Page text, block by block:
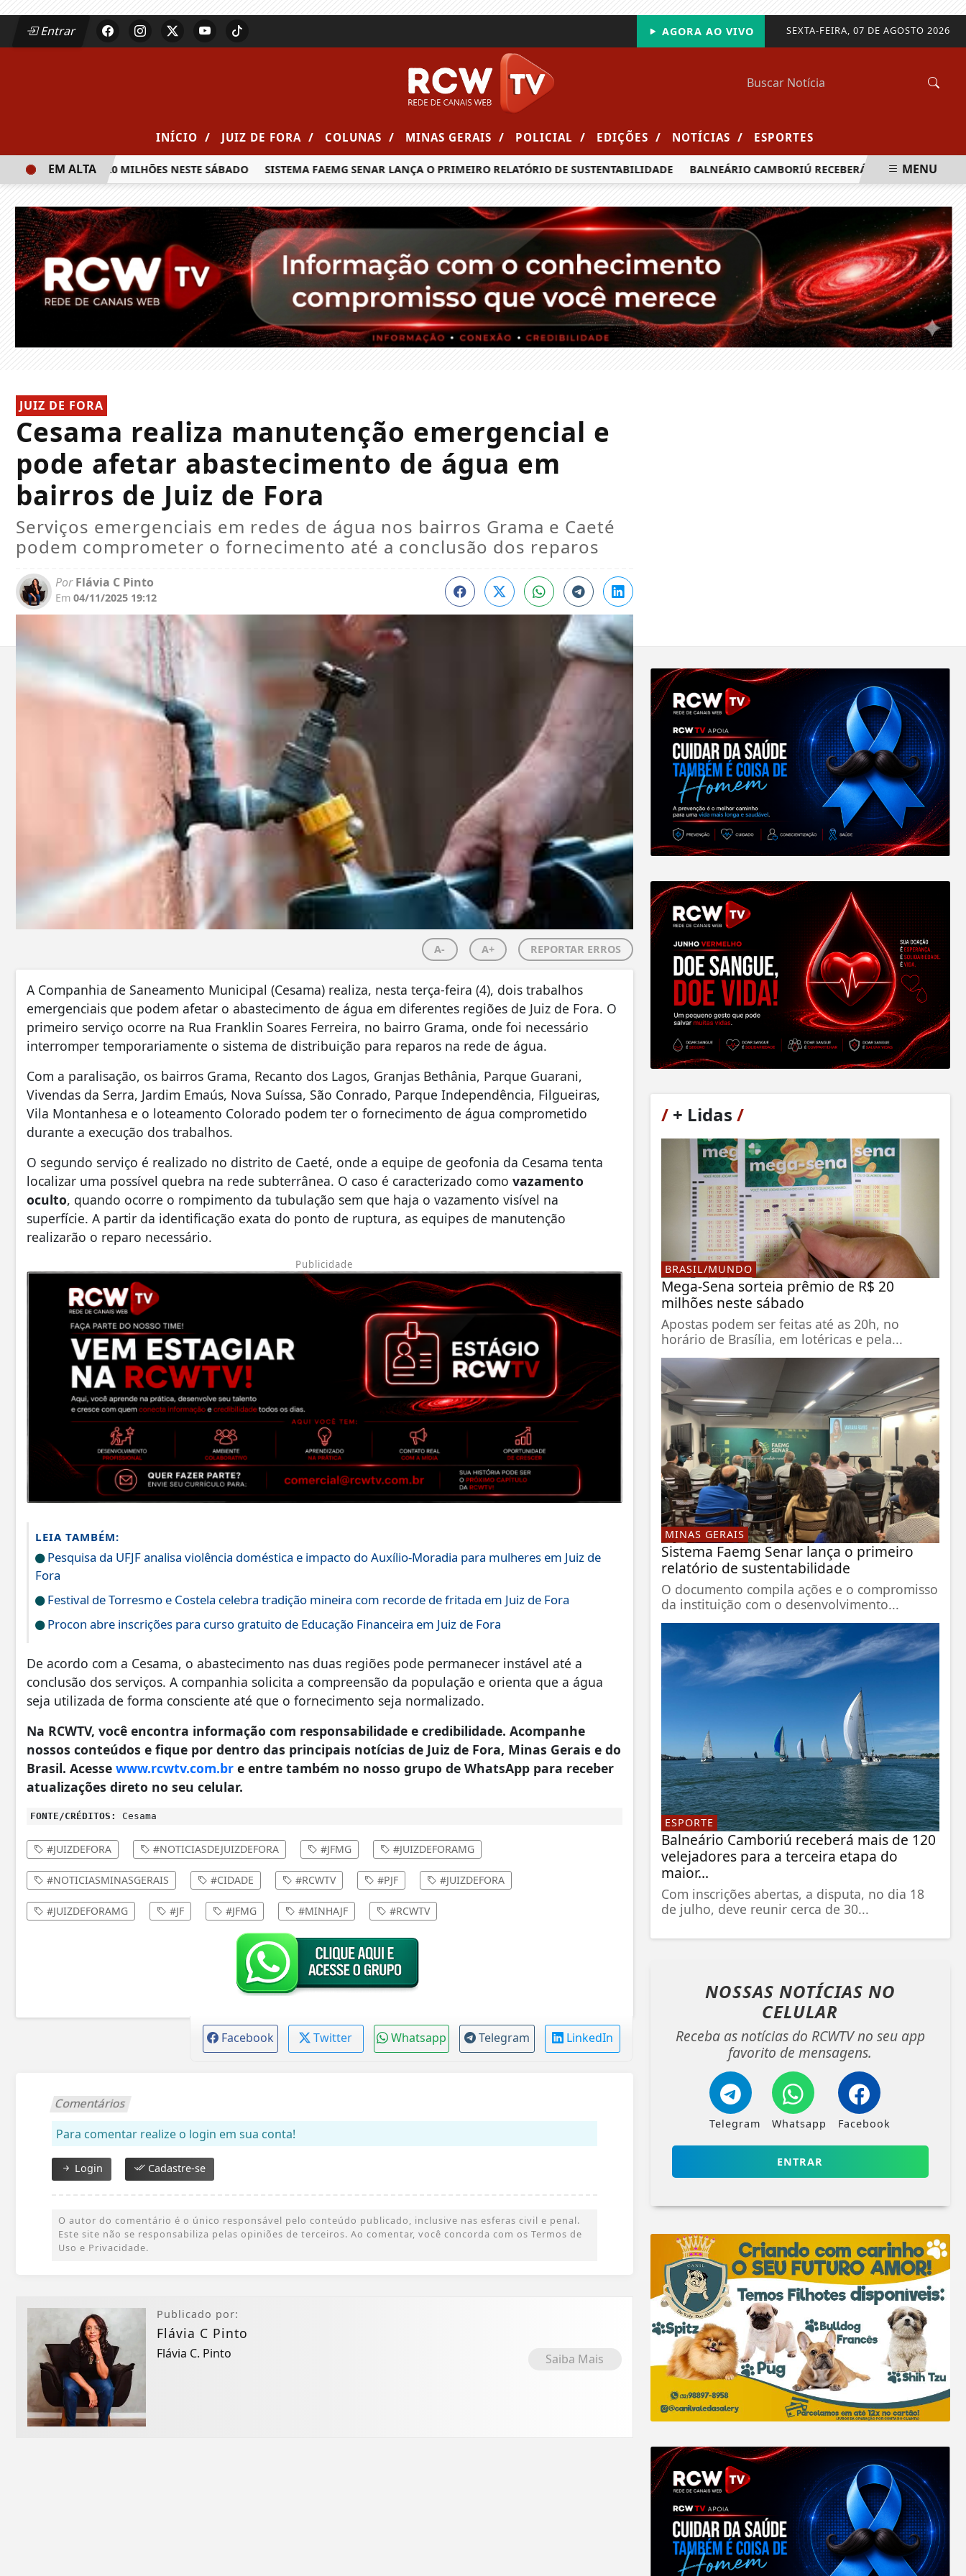
Entrar SEXTA-FEIRA, 07 DE AGOSTO 2026
AGORA AO VIVO
INÍCIO / JUIZ DE FORA / COLUNAS / MINAS GERAIS / POLICIAL / EDIÇÕES / NOTÍCIAS / ESPORTES
PRÊMIO DE R$ 20 MILHÕES NESTE SÁBADO SISTEMA FAEMG SENAR LANÇA O PRIMEIRO RELATÓRIO DE SUSTENTABILIDADE BALNEÁRIO CAMBORIÚ RECEBERÁ MAIS DE 120
EM ALTA MENU
JUIZ DE FORA
Cesama realiza manutenção emergencial e
pode afetar abastecimento de água em
bairros de Juiz de Fora
Serviços emergenciais em redes de água nos bairros Grama e Caeté
podem comprometer o fornecimento até a conclusão dos reparos
PorFlávia C Pinto
Em 04/11/2025 19:12
A- A+ REPORTAR ERROS
A Companhia de Saneamento Municipal (Cesama) realiza, nesta terça-feira (4), dois trabalhos
emergenciais que podem afetar o abastecimento de água em diferentes regiões de Juiz de Fora. O
primeiro serviço ocorre na Rua Franklin Soares Ferreira, no bairro Grama, onde foi necessário
interromper temporariamente o sistema de distribuição para reparos na rede de água.
Com a paralisação, os bairros Grama, Recanto dos Lagos, Granjas Bethânia, Parque Guarani,
Vivendas da Serra, Jardim Emaús, Nova Suíssa, São Conrado, Parque Independência, Filgueiras,
Vila Montanhesa e o loteamento Colorado podem ter o fornecimento de água comprometido
durante a execução dos trabalhos.
O segundo serviço é realizado no distrito de Caeté, onde a equipe de geofonia da Cesama tenta
localizar uma possível quebra na rede subterrânea. O caso é caracterizado como vazamento
oculto, quando ocorre o rompimento da tubulação sem que haja o vazamento visível na
superfície. A partir da identificação exata do ponto de ruptura, as equipes de manutenção
realizarão o reparo necessário.
Publicidade
LEIA TAMBÉM:
Pesquisa da UFJF analisa violência doméstica e impacto do Auxílio-Moradia para mulheres em Juiz de
Fora
Festival de Torresmo e Costela celebra tradição mineira com recorde de fritada em Juiz de Fora
Procon abre inscrições para curso gratuito de Educação Financeira em Juiz de Fora
De acordo com a Cesama, o abastecimento nas duas regiões pode permanecer instável até a
conclusão dos serviços. A companhia solicita a compreensão da população e orienta que a água
seja utilizada de forma consciente até que o fornecimento seja normalizado.
Na RCWTV, você encontra informação com responsabilidade e credibilidade. Acompanhe
nossos conteúdos e fique por dentro das principais notícias de Juiz de Fora, Minas Gerais e do
Brasil. Acesse www.rcwtv.com.br e entre também no nosso grupo de WhatsApp para receber
atualizações direto no seu celular.
FONTE/CRÉDITOS: Cesama
#JUIZDEFORA #NOTICIASDEJUIZDEFORA #JFMG #JUIZDEFORAMG
#NOTICIASMINASGERAIS #CIDADE #RCWTV #PJF #JUIZDEFORA
#JUIZDEFORAMG #JF #JFMG #MINHAJF #RCWTV
Facebook Twitter Whatsapp Telegram LinkedIn
Comentários
Para comentar realize o login em sua conta!
Login Cadastre-se
O autor do comentário é o único responsável pelo conteúdo publicado, inclusive nas esferas civil e penal.
Este site não se responsabiliza pelas opiniões de terceiros. Ao comentar, você concorda com os Termos de
Uso e Privacidade.
Publicado por:
Flávia C Pinto
Flávia C. Pinto Saiba Mais
/+ Lidas /
BRASIL/MUNDO
Mega-Sena sorteia prêmio de R$ 20
milhões neste sábado
Apostas podem ser feitas até as 20h, no
horário de Brasília, em lotéricas e pela...
MINAS GERAIS
Sistema Faemg Senar lança o primeiro
relatório de sustentabilidade
O documento compila ações e o compromisso
da instituição com o desenvolvimento...
ESPORTE
Balneário Camboriú receberá mais de 120
velejadores para a terceira etapa do
maior...
Com inscrições abertas, a disputa, no dia 18
de julho, deve reunir cerca de 30...
NOSSAS NOTÍCIAS NO
CELULAR
Receba as notícias do RCWTV no seu app
favorito de mensagens.
Telegram Whatsapp Facebook
ENTRAR